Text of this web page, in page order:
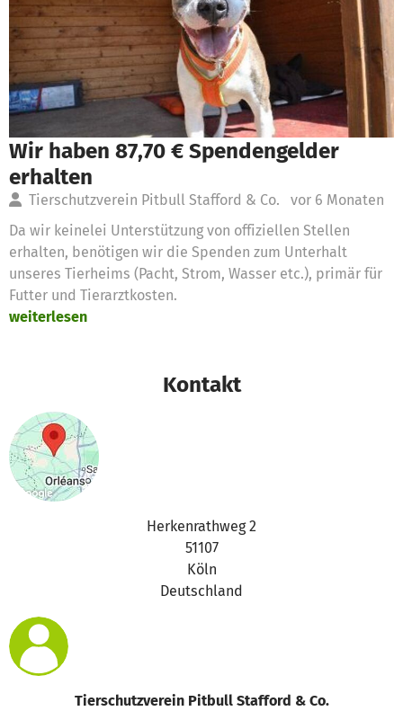
Wir haben 87,70 € Spendengelder
erhalten
Tierschutzverein Pitbull Stafford & Co. vor 6 Monaten
Da wir keinelei Unterstützung von offiziellen Stellen
erhalten, benötigen wir die Spenden zum Unterhalt
unseres Tierheims (Pacht, Strom, Wasser etc.), primär für
Futter und Tierarztkosten.
weiterlesen
Kontakt
Herkenrathweg 2
51107
Köln
Deutschland
Tierschutzverein Pitbull Stafford & Co.